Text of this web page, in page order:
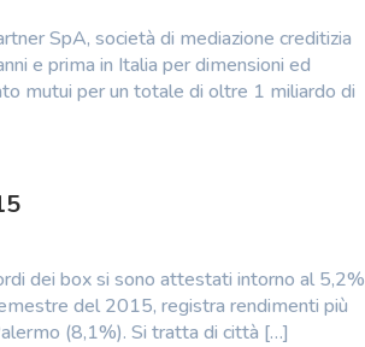
SpA, società di mediazione creditizia
e prima in Italia per dimensioni ed
mutui per un totale di oltre 1 miliardo di
dei box si sono attestati intorno al 5,2%
del 2015, registra rendimenti più
(8,1%). Si tratta di città […]